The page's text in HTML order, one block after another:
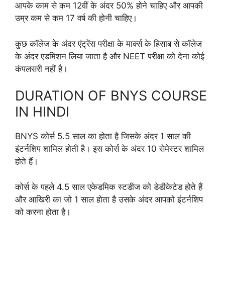
आपके काम से कम 12वीं के अंदर 50% होने चाहिए और आपकी
उम्र कम से कम 17 वर्ष की होनी चाहिए।
कुछ कॉलेज के अंदर एंट्रेंस परीक्षा के मार्क्स के हिसाब से कॉलेज
के अंदर एडमिशन लिया जाता है और NEET परीक्षा को देना कोई
कंपलसरी नहीं है।
DURATION OF BNYS COURSE
IN HINDI
BNYS कोर्स 5.5 साल का होता है जिसके अंदर 1 साल की
इंटर्नशिप शामिल होती है। इस कोर्स के अंदर 10 सेमेस्टर शामिल
होते हैं।
कोर्स के पहले 4.5 साल एकेडमिक स्टडीज को डेडीकेटेड होते हैं
और आखिरी का जो 1 साल होता है उसके अंदर आपको इंटर्नशिप
को करना होता है।